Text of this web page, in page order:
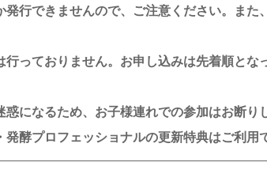
行できませんので、ご注意ください。また
行っておりません。お申し込みは先着順と
惑になるため、お子様連れでの参加はお断り
発酵プロフェッショナルの更新特典はご利用